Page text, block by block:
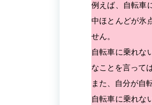
例えば、自転車
中ほとんどが氷
せん。
自転車に乗れな
なことを言って
また、自分が自
自転車に乗れな